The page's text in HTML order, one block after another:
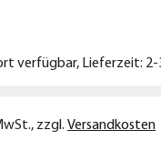
verfügbar, Lieferzeit: 2-
, zzgl. Versandkosten